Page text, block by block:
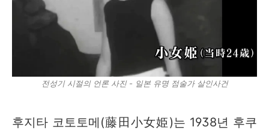
전성기 시절의 언론 사진 - 일본 유명 점술가 살인사건
후지타 코토토메(藤田小女姫)는 1938년 후쿠